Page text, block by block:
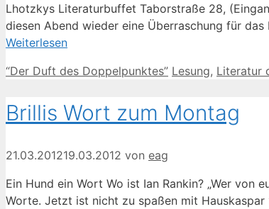
Lhotzkys Literaturbuffet Taborstraße 28,
diesen Abend wieder eine Überraschung für
Weiterlesen
Kategorien
“Der Duft des Doppelpunktes” Schlagwörter
Lesung, Literatur
Brillis Wort zum Montag
21.03.201219.03.2012 von eag
Ein Hund ein Wort Wo ist Ian Rankin? „Wer
Worte. Jetzt ist nicht zu spaßen mit Hauskaspar